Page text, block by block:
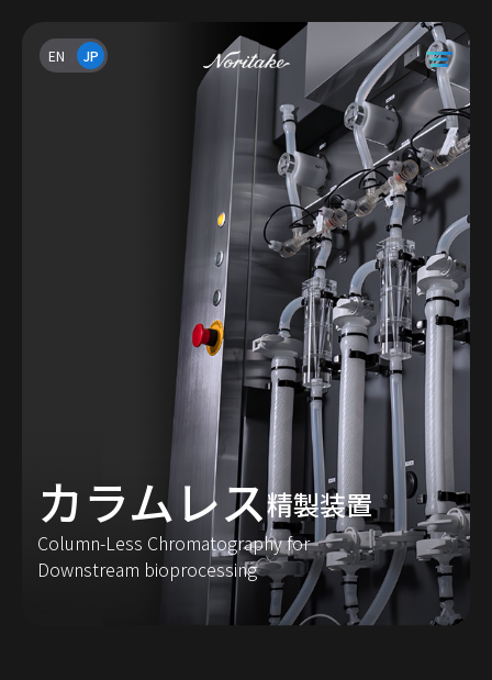
EN JP
カラムレス精製装置
Column-Less Chromatographyfor
Downstream bioprocessing